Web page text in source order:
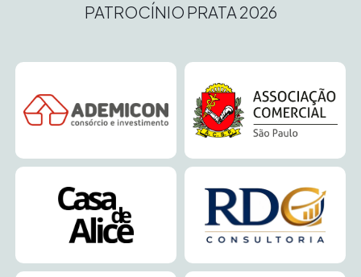
PATROCÍNIO PRATA 2026